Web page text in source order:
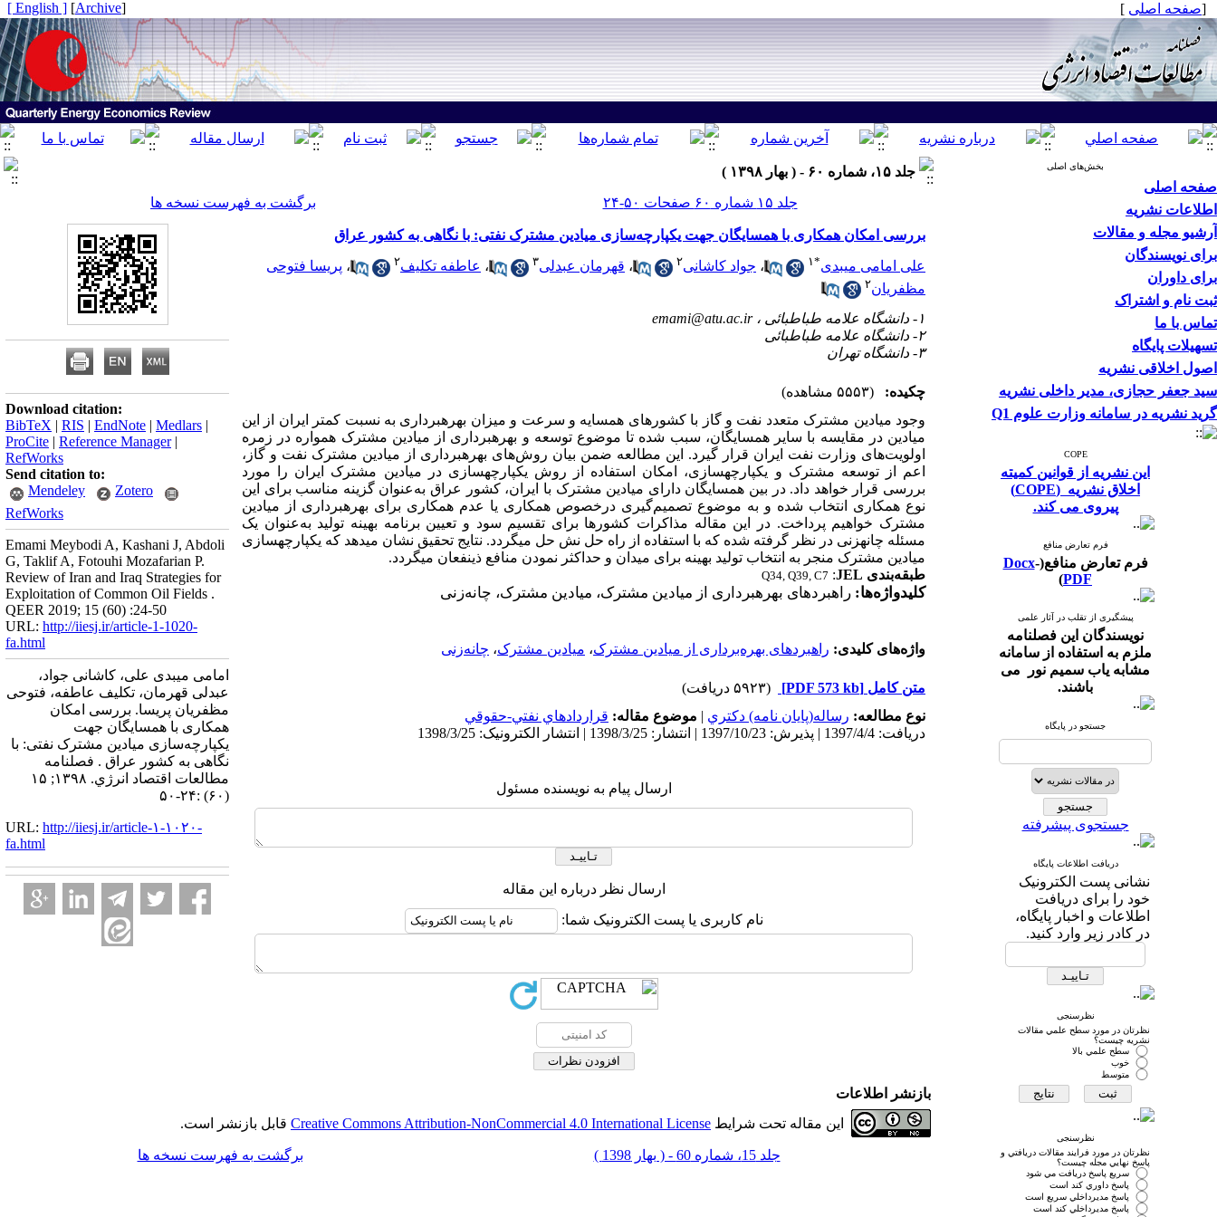
[صفحه اصلی ]
[
Archive
]
[ English ]
بخش‌های اصلی
صفحه اصلی
اطلاعات نشریه
آرشیو مجله و مقالات
برای نویسندگان
برای داوران
ثبت نام و اشتراک
تماس با ما
تسهیلات پایگاه
اصول اخلاقی نشریه
سید جعفر حجازی، مدیر داخلی نشریه
گرید نشریه در سامانه وزارت علوم Q1
COPE
این نشریه از قوانین کمیته
اخلاق نشریه (COPE)
پیروی می کند.
فرم تعارض منافع
فرم تعارض منافع( Docx-
PDF
)
پیشگیری از تقلب در آثار علمی
نویسندگان این فصلنامه
ملزم به استفاده از سامانه
مشابه یاب سمیم نور می
باشند.
جستجو در پایگاه
جستجوی پیشرفته
دریافت اطلاعات پایگاه
نشانی پست الکترونیک
خود را برای دریافت
اطلاعات و اخبار پایگاه،
در کادر زیر وارد کنید.
نظرسنجی
نظرتان در مورد سطح علمي مقالات
نشريه چيست؟
سطح علمي بالا
خوب
متوسط
نظرسنجی
نظرتان در مورد فرايند مقالات دريافتي و
پاسخ نهايي مجله چيست؟
سريع پاسخ دريافت مي شود
پاسخ داوري كند است
پاسخ مديرداخلي سريع است
پاسخ مديرداخلي كند است
جلد ۱۵، شماره ۶۰ - ( بهار ۱۳۹۸ )
جلد ۱۵ شماره ۶۰ صفحات ۵۰-۲۴
برگشت به فهرست نسخه ها
بررسی امکان همکاری با همسایگان جهت یکپارچه‌سازی میادین مشترک نفتی: با نگاهی به کشور عراق
علی امامی میبدی*۱ ، جواد کاشانی۲ ، قهرمان عبدلی۳ ، عاطفه تکلیف۲ ، پریسا فتوحی
مظفریان۲
۱- دانشگاه علامه طباطبائی ،
emami@atu.ac.ir
۲- دانشگاه علامه طباطبائی
۳- دانشگاه تهران
چکیده:
(۵۵۵۳ مشاهده)
وجود میادین مشترک متعدد نفت و گاز با کشورهای همسایه و سرعت و میزان بهره­برداری به نسبت کمتر ایران از این
میادین در مقایسه با سایر همسایگان، سبب شده تا موضوع توسعه و بهره­برداری از میادین مشترک همواره در زمره
اولویت‌های وزارت نفت ایران قرار گیرد. این مطالعه ضمن بیان روش‌های بهره­برداری از میادین مشترک نفت و گاز،
اعم از توسعه مشترک و یکپارچه­سازی، امکان استفاده از روش یکپارچه­سازی در میادین مشترک ایران را مورد
بررسی قرار خواهد داد. در بین همسایگان دارای میادین مشترک با ایران، کشور عراق به‌عنوان گزینه مناسب برای این
نوع همکاری انتخاب شده و به موضوع تصمیمگیری درخصوص همکاری یا عدم همکاری برای بهره­برداری از میادین
مشترک خواهیم ­پرداخت. در این مقاله مذاکرات کشورها برای تقسیم سود و تعیین برنامه بهینه تولید به‌عنوان یک
مسئله چانه­زنی در نظر گرفته شده که با استفاده از راه حل نش حل می­گردد. نتایج تحقیق نشان می‏دهد که یکپارچه‏سازی
میادین مشترک منجر به انتخاب تولید بهینه برای میدان و حداکثر نمودن منافع ذینفعان می­گردد.
طبقه‌بندی JEL
:
Q34, Q39, C7
کلیدواژه‌ها: راهبردهای بهره­برداری از میادین مشترک، میادین مشترک، چانه‌زنی
واژه‌های کلیدی: راهبردهای بهره‌برداری از میادین مشترک، میادین مشترک، چانه‌زنی
متن کامل [PDF 573 kb]
(۵۹۲۳ دریافت)
نوع مطالعه: رساله(پايان نامه) دكتري | موضوع مقاله: قراردادهاي نفتي-حقوقي
دریافت: 1397/4/4 | پذیرش: 1397/10/23 | انتشار: 1398/3/25 | انتشار الکترونیک: 1398/3/25
ارسال پیام به نویسنده مسئول
ارسال نظر درباره این مقاله
نام کاربری یا پست الکترونیک شما:
Download citation:
BibTeX | RIS | EndNote | Medlars |
ProCite | Reference Manager|
RefWorks
Send citation to:
Mendeley
Zotero
RefWorks
Emami Meybodi A, Kashani J, Abdoli
G, Taklif A, Fotouhi Mozafarian P.
Review of Iran and Iraq Strategies for
Exploitation of Common Oil Fields .
QEER 2019; 15 (60) :24-50
URL: http://iiesj.ir/article-1-1020-
fa.html
امامی میبدی علی، کاشانی جواد،
عبدلی قهرمان، تکلیف عاطفه، فتوحی
مظفریان پریسا. بررسی امکان
همکاری با همسایگان جهت
یکپارچه‌سازی میادین مشترک نفتی: با
نگاهی به کشور عراق . فصلنامه
مطالعات اقتصاد انرژي. ۱۳۹۸; ۱۵
(۶۰) :۲۴-۵۰
URL: http://iiesj.ir/article-۱-۱۰۲۰-
fa.html
بازنشر اطلاعات
این مقاله تحت شرایط Creative Commons Attribution-NonCommercial 4.0 International License قابل بازنشر است.
جلد 15، شماره 60 - ( بهار 1398 ) برگشت به فهرست نسخه ها